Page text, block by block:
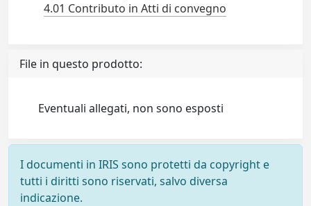
4.01 Contributo in Atti di convegno
File in questo prodotto:
Eventuali allegati, non sono esposti
I documenti in IRIS sono protetti da copyright e
tutti i diritti sono riservati, salvo diversa
indicazione.